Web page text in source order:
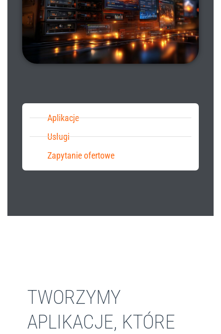
Aplikacje
Usługi
Zapytanie ofertowe
TWORZYMY
APLIKACJE, KTÓRE